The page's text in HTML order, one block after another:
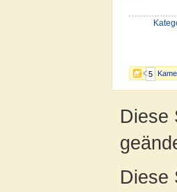
5
Diese
Diese